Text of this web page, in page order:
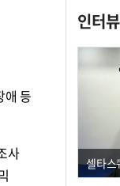
애 등
사
인터뷰